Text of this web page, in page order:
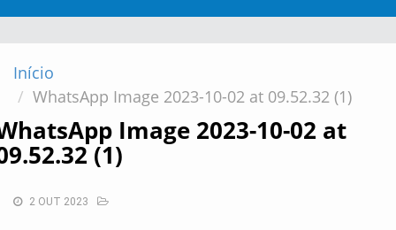
NAVIGATION
Início
WhatsApp Image 2023-10-02 at 09.52.32 (1)
Image 2023-10-02 at
(1)
2 OUT 2023